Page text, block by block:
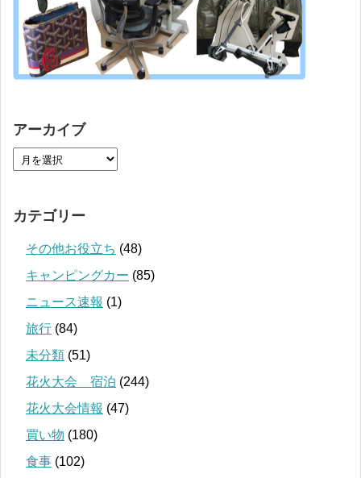
アーカイブ
カテゴリー
その他お役立ち (48)
キャンピングカー (85)
ニュース速報 (1)
旅行 (84)
未分類 (51)
花火大会 宿泊 (244)
花火大会情報 (47)
買い物 (180)
食事 (102)